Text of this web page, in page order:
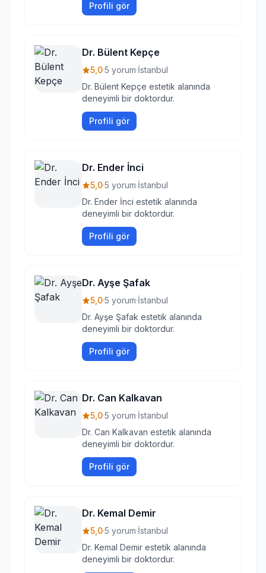
Profili gör
Dr. Bülent Kepçe
5,0·5 yorum·İstanbul
Dr. Bülent Kepçe estetik alanında
deneyimli bir doktordur.
Profili gör
Dr. Ender İnci
5,0·5 yorum·İstanbul
Dr. Ender İnci estetik alanında
deneyimli bir doktordur.
Profili gör
Dr. Ayşe Şafak
5,0·5 yorum·İstanbul
Dr. Ayşe Şafak estetik alanında
deneyimli bir doktordur.
Profili gör
Dr. Can Kalkavan
5,0·5 yorum·İstanbul
Dr. Can Kalkavan estetik alanında
deneyimli bir doktordur.
Profili gör
Dr. Kemal Demir
5,0·5 yorum·İstanbul
Dr. Kemal Demir estetik alanında
deneyimli bir doktordur.